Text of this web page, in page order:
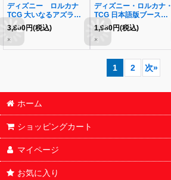
ディズニー ロルカナ
TCG 大いなるアズライ
ト《未開封BOX》
3,800円(税込)
×
ディズニー・ロルカナ・
TCG 日本語版ブースタ
ーパック 逆襲のアース
ラ《未開封BOX》
1,980円(税込)
×
1 2 次»
ホーム
ショッピングカート
マイページ
お気に入り